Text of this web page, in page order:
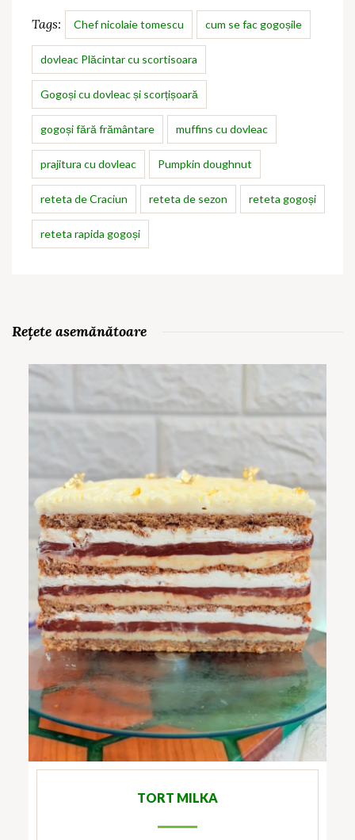
Tags: Chef nicolaie tomescu cum se fac gogoșile
dovleac Plăcintar cu scortisoara
Gogoși cu dovleac și scorțișoară
gogoși fără frământare muffins cu dovleac
prajitura cu dovleac Pumpkin doughnut
reteta de Craciun reteta de sezon reteta gogoși
reteta rapida gogoși
Rețete asemănătoare
TORT MILKA